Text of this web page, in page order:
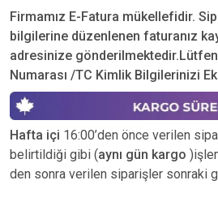
Firmamız E-Fatura mükellefidir.
bilgilerine düzenlenen faturanız
adresinize
Numarası /TC Kimlik Bilgilerinizi
Hafta içi 16:00’den önce verilen
belirtildiği gibi (aynı gün kargo
den sonra verilen siparişler sonraki